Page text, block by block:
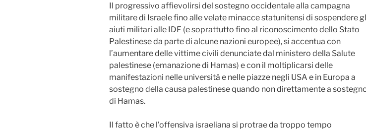
Il progressivo affievolirsi del sostegno occidentale alla campagna
militare di Israele fino alle velate minacce statunitensi di sospendere
aiuti militari alle IDF (e soprattutto fino al riconoscimento dello Stato
Palestinese da parte di alcune nazioni europee), si accentua con
l’aumentare delle vittime civili denunciate dal ministero della Salute
palestinese (emanazione di Hamas) e con il moltiplicarsi delle
manifestazioni nelle università e nelle piazze negli USA e in Europa a
sostegno della causa palestinese quando non direttamente a
di Hamas.
Il fatto è che l’offensiva israeliana si protrae da troppo tempo